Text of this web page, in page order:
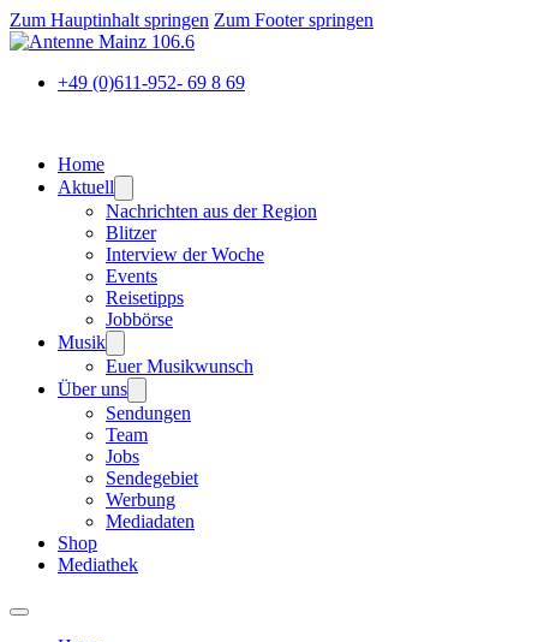
Zum Hauptinhalt springen Zum Footer springen
+49 (0)611-952- 69 8 69
Home
Aktuell
Nachrichten aus der Region
Blitzer
Interview der Woche
Events
Reisetipps
Jobbörse
Musik
Euer Musikwunsch
Über uns
Sendungen
Team
Jobs
Sendegebiet
Werbung
Mediadaten
Shop
Mediathek